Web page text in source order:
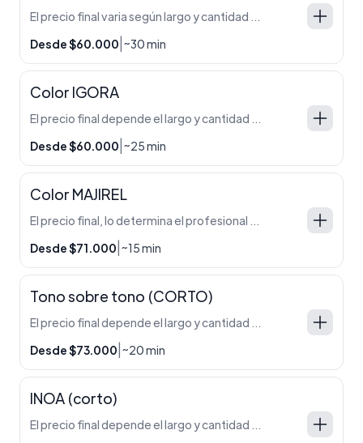
Desde $60.000 ~30 min
Color IGORA
Desde $60.000 ~25 min
Color MAJIREL
Desde $71.000 ~15 min
Tono sobre tono (CORTO)
Desde $73.000 ~20 min
INOA (corto)